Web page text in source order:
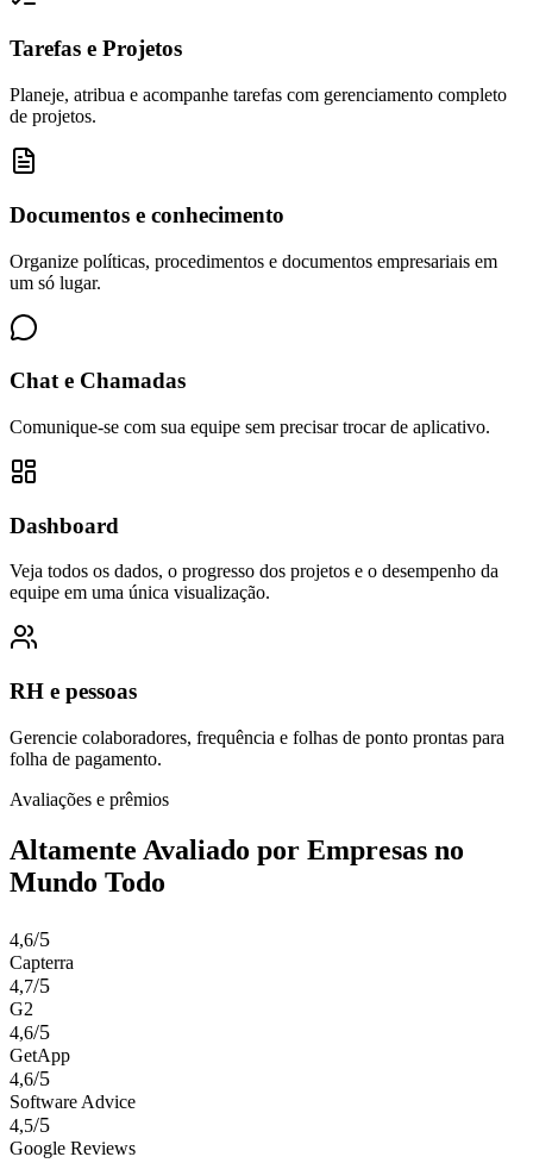
Tarefas e Projetos
Planeje, atribua e acompanhe tarefas com gerenciamento completo
de projetos.
Documentos e conhecimento
Organize políticas, procedimentos e documentos empresariais em
um só lugar.
Chat e Chamadas
Comunique-se com sua equipe sem precisar trocar de aplicativo.
Dashboard
Veja todos os dados, o progresso dos projetos e o desempenho da
equipe em uma única visualização.
RH e pessoas
Gerencie colaboradores, frequência e folhas de ponto prontas para
folha de pagamento.
Avaliações e prêmios
Altamente Avaliado por Empresas no
Mundo Todo
4,6/5
Capterra
4,7/5
G2
4,6/5
GetApp
4,6/5
Software Advice
4,5/5
Google Reviews